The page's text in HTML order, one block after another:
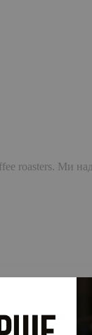
roasters. Ми